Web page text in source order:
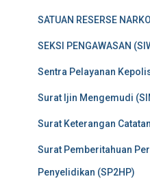
SATUAN RESERSE
SEKSI PENGAWASAN
Sentra Pelayanan
Surat Ijin Mengemudi
Surat Keterangan
Surat Pemberitahuan
Penyelidikan (SP2HP)